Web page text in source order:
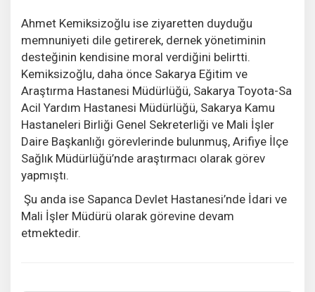
Ahmet Kemiksizoğlu ise ziyaretten duyduğu
memnuniyeti dile getirerek, dernek yönetiminin
desteğinin kendisine moral verdiğini belirtti.
Kemiksizoğlu, daha önce Sakarya Eğitim ve
Araştırma Hastanesi Müdürlüğü, Sakarya Toyota-Sa
Acil Yardım Hastanesi Müdürlüğü, Sakarya Kamu
Hastaneleri Birliği Genel Sekreterliği ve Mali İşler
Daire Başkanlığı görevlerinde bulunmuş, Arifiye İlçe
Sağlık Müdürlüğü’nde araştırmacı olarak görev
yapmıştı.
Şu anda ise Sapanca Devlet Hastanesi’nde İdari ve
Mali İşler Müdürü olarak görevine devam
etmektedir.